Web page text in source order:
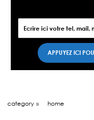
category » home